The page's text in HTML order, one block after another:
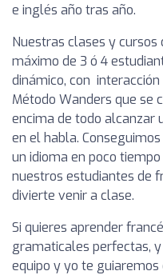
e inglés año tras año.
Nuestras clases y
máximo de 3 ó 4
dinámico, con
Método Wanders que se
encima de todo alcanzar
en el habla.
un idioma en poco
nuestros estudiantes de
divierte venir a clase.
Si quieres aprender
gramaticales perfectas,
equipo y yo te guiaremos